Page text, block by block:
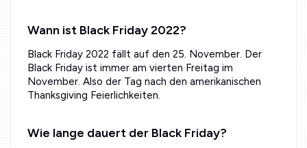
Wann ist Black Friday 2022?
Black Friday 2022 fällt auf den 25. November. Der
Black Friday ist immer am vierten Freitag im
November. Also der Tag nach den amerikanischen
Thanksgiving Feierlichkeiten.
Wie lange dauert der Black Friday?